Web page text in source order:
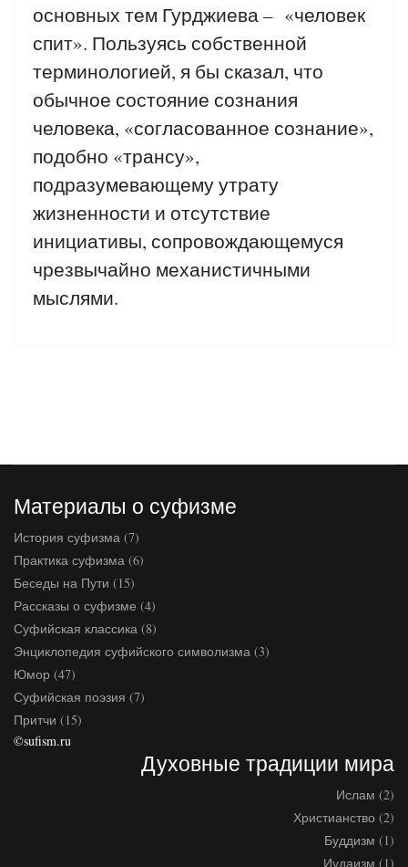
основных тем Гурджиева – «человек
спит». Пользуясь собственной
терминологией, я бы сказал, что
обычное состояние сознания
человека, «согласованное сознание»,
подобно «трансу»,
подразумевающему утрату
жизненности и отсутствие
инициативы, сопровождающемуся
чрезвычайно механистичными
мыслями.
Материалы о суфизме
История суфизма (7)
Практика суфизма (6)
Беседы на Пути (15)
Рассказы о суфизме (4)
Суфийская классика (8)
Энциклопедия суфийского символизма (3)
Юмор (47)
Суфийская поэзия (7)
Притчи (15)
©sufism.ru
Духовные традиции мира
Ислам (2)
Христианство (2)
Буддизм (1)
Иудаизм (1)